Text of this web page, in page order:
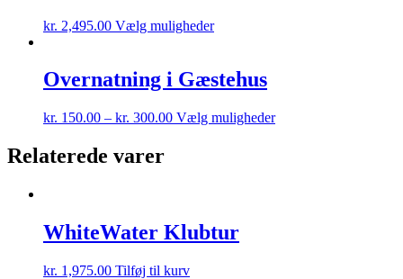
kr. 2,495.00 Vælg mulighederThis
multiple
variants.
options
page
Overnatning i Gæstehus
kr. 150.00 – kr. 300.00 Vælg mulighederThis
Relaterede varer
WhiteWater Klubtur
kr. 1,975.00 Tilføj til kurv